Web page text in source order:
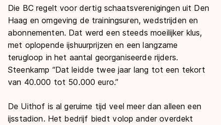
Die BC regelt voor dertig schaatsverenigingen uit Den
Haag en omgeving de trainingsuren, wedstrijden en
abonnementen. Dat werd een steeds moeilijker klus,
met oplopende ijshuurprijzen en een langzame
terugloop in het aantal georganiseerde rijders.
Steenkamp “Dat leidde twee jaar lang tot een tekort
van 40.000 tot 50.000 euro.”
De Uithof is al geruime tijd veel meer dan alleen een
ijsstadion. Het bedrijf biedt volop ander overdekt